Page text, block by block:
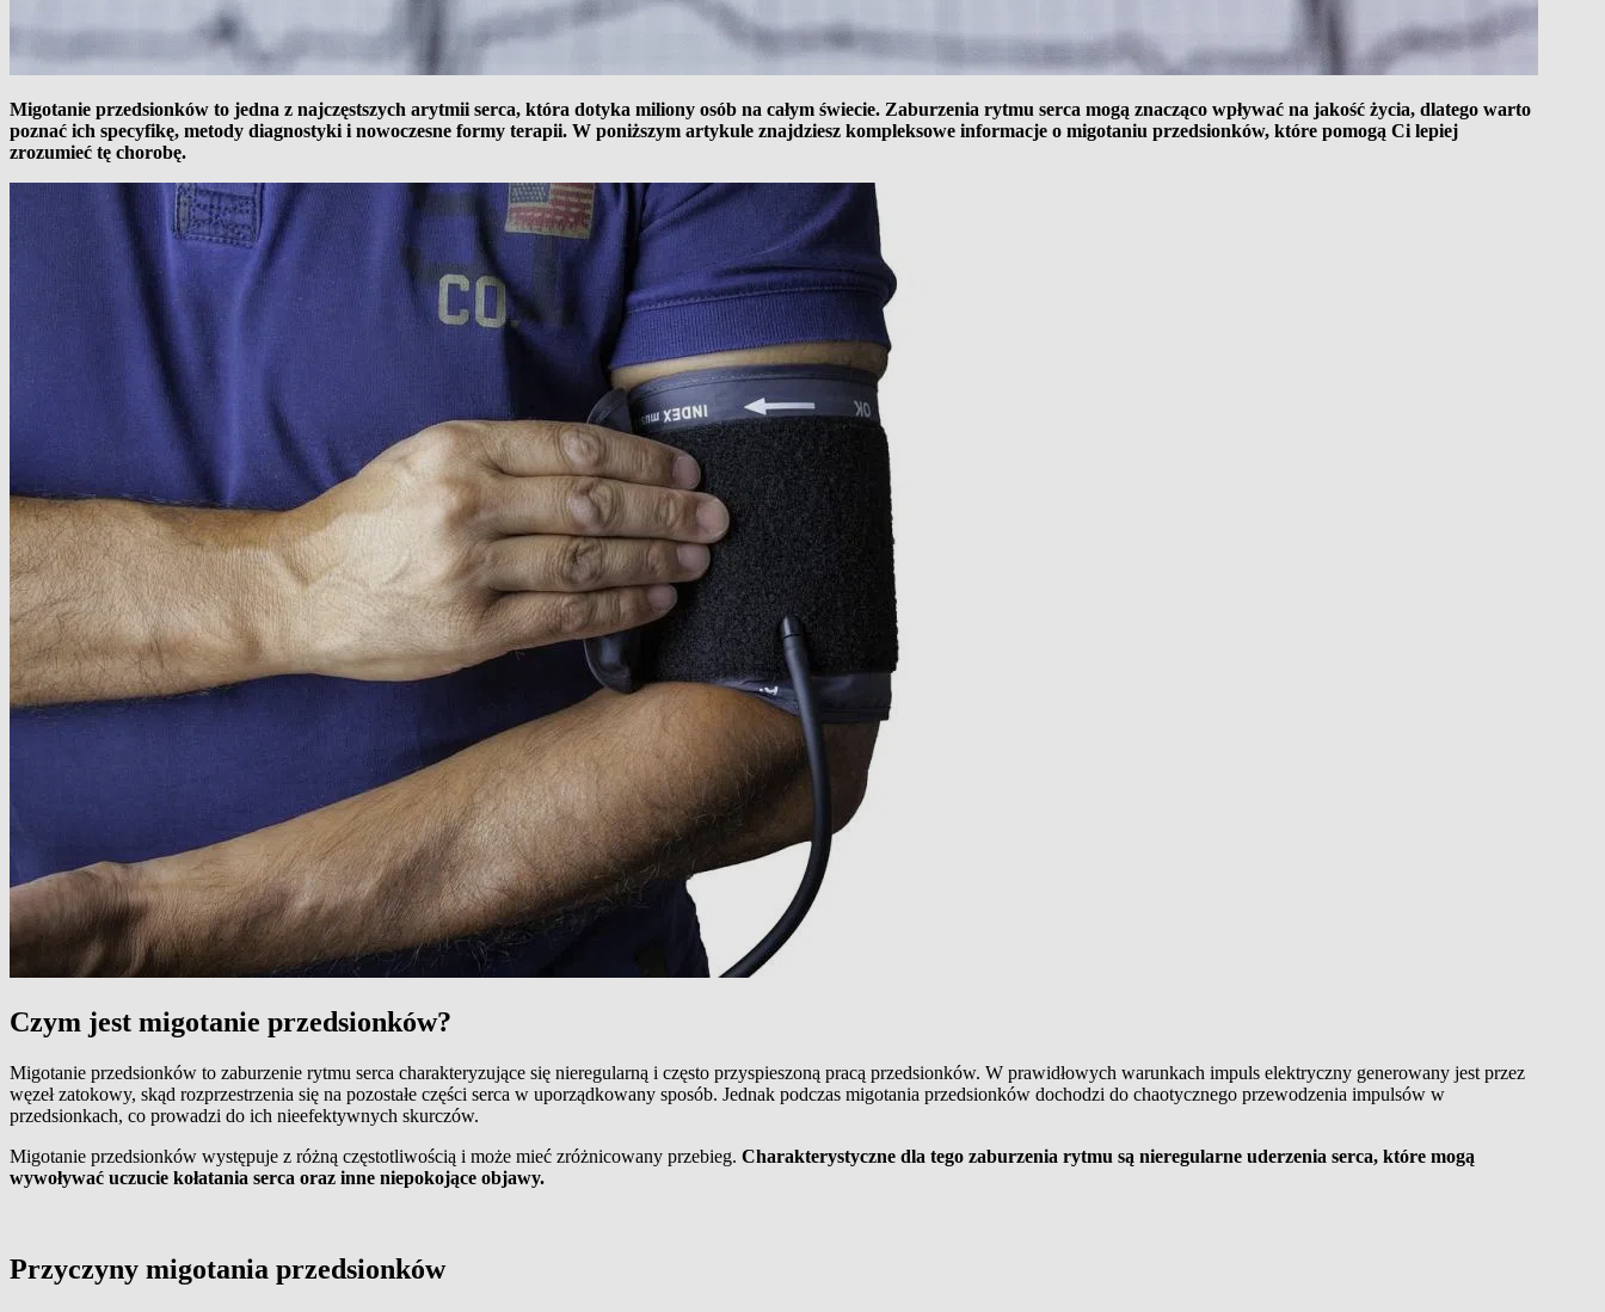
Migotanie przedsionków to jedna z najczęstszych arytmii serca, która dotyka miliony osób na całym świecie. Zaburzenia rytmu serca mogą znacząco wpływać na jakość życia, dlatego warto
poznać ich specyfikę, metody diagnostyki i nowoczesne formy terapii. W poniższym artykule znajdziesz kompleksowe informacje o migotaniu przedsionków, które pomogą Ci lepiej
zrozumieć tę chorobę.
Czym jest migotanie przedsionków?
Migotanie przedsionków to zaburzenie rytmu serca charakteryzujące się nieregularną i często przyspieszoną pracą przedsionków. W prawidłowych warunkach impuls elektryczny generowany jest przez
węzeł zatokowy, skąd rozprzestrzenia się na pozostałe części serca w uporządkowany sposób. Jednak podczas migotania przedsionków dochodzi do chaotycznego przewodzenia impulsów w
przedsionkach, co prowadzi do ich nieefektywnych skurczów.
Migotanie przedsionków występuje z różną częstotliwością i może mieć zróżnicowany przebieg. Charakterystyczne dla tego zaburzenia rytmu są nieregularne uderzenia serca, które mogą
wywoływać uczucie kołatania serca oraz inne niepokojące objawy.
Przyczyny migotania przedsionków